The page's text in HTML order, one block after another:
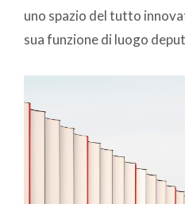
uno spazio del tutto
sua funzione di luogo